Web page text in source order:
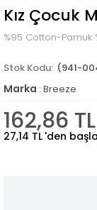
Kız Çocuk
%95 Cotton-Pamuk
(941-
Marka : Breeze
162,86 TL
27,14 TL 'den